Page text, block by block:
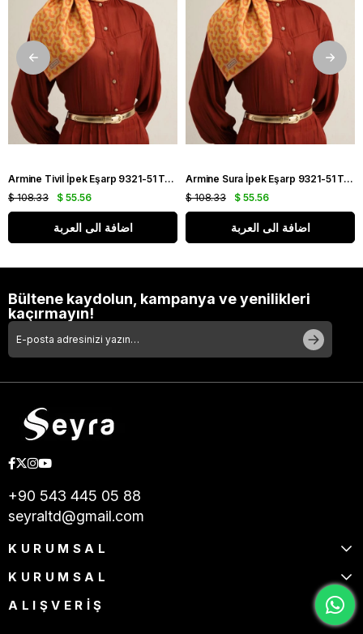
Armine Tivil İpek Eşarp 9321-51 Turuncu Karışık Desen
$ 55.56
$ 108.33
اضافة الى العربة
Armine Sura İpek Eşarp 9321-51 Turuncu Karışık Desen
$ 55.56
$ 108.33
اضافة الى العربة
Bültene kaydolun, kampanya ve yenilikleri
kaçırmayın!
+90 543 445 05 88
seyraltd@gmail.com
KURUMSAL
KURUMSAL
ALIŞVERİŞ